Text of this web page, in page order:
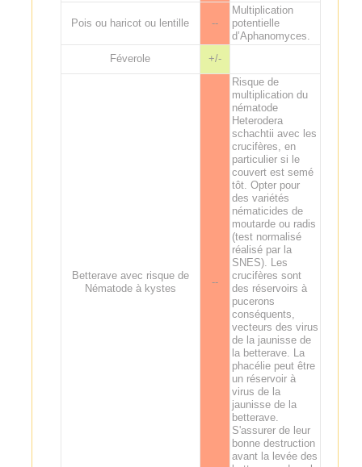
Pois ou haricot ou lentille --
Multiplication
potentielle
d’Aphanomyces.
Féverole
+/-
Betterave avec risque de
Nématode à kystes
--
Risque de
multiplication du
nématode
Heterodera
schachtii avec les
crucifères, en
particulier si le
couvert est semé
tôt. Opter pour
des variétés
nématicides de
moutarde ou radis
(test normalisé
réalisé par la
SNES). Les
crucifères sont
des réservoirs à
pucerons
conséquents,
vecteurs des virus
de la jaunisse de
la betterave. La
phacélie peut être
un réservoir à
virus de la
jaunisse de la
betterave.
S'assurer de leur
bonne destruction
avant la levée des